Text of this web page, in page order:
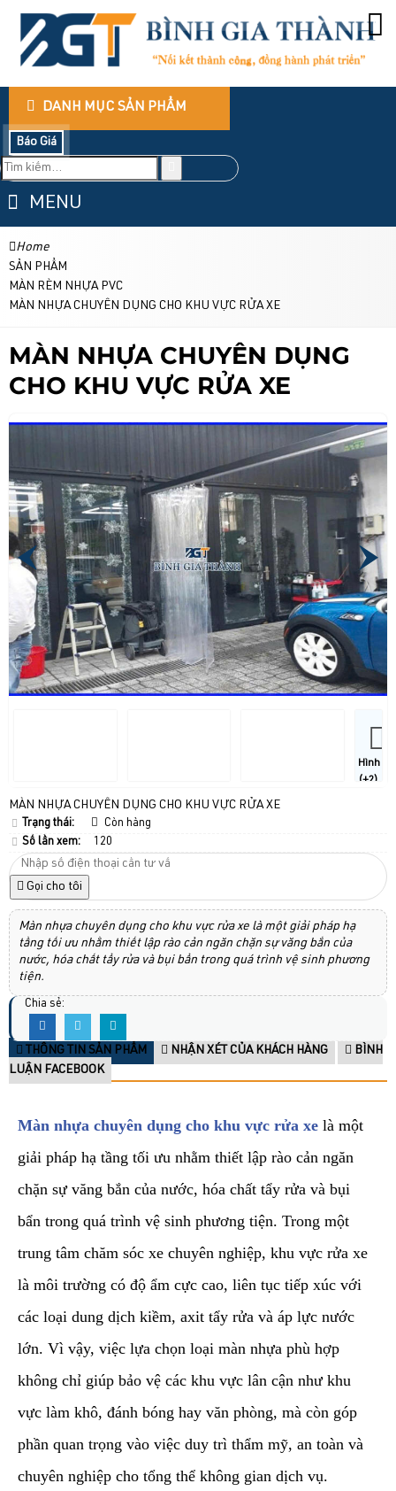
DANH MỤC SẢN PHẨM
Báo Giá
MENU
Home
SẢN PHẨM
MÀN RÈM NHỰA PVC
MÀN NHỰA CHUYÊN DỤNG CHO KHU VỰC RỬA XE
MÀN NHỰA CHUYÊN DỤNG
CHO KHU VỰC RỬA XE
Hình
(+2)
MÀN NHỰA CHUYÊN DỤNG CHO KHU VỰC RỬA XE
Trạng thái:
Còn hàng
Số lần xem:
120
Gọi cho tôi
Màn nhựa chuyên dụng cho khu vực rửa xe là một giải pháp hạ
tầng tối ưu nhằm thiết lập rào cản ngăn chặn sự văng bắn của
nước, hóa chất tẩy rửa và bụi bẩn trong quá trình vệ sinh phương
tiện.
Chia sẻ:
THÔNG TIN SẢN PHẨM NHẬN XÉT CỦA KHÁCH HÀNG
BÌNH
LUẬN FACEBOOK
Màn nhựa chuyên dụng cho khu vực rửa xe là một
giải pháp hạ tầng tối ưu nhằm thiết lập rào cản ngăn
chặn sự văng bắn của nước, hóa chất tẩy rửa và bụi
bẩn trong quá trình vệ sinh phương tiện. Trong một
trung tâm chăm sóc xe chuyên nghiệp, khu vực rửa xe
là môi trường có độ ẩm cực cao, liên tục tiếp xúc với
các loại dung dịch kiềm, axit tẩy rửa và áp lực nước
lớn. Vì vậy, việc lựa chọn loại màn nhựa phù hợp
không chỉ giúp bảo vệ các khu vực lân cận như khu
vực làm khô, đánh bóng hay văn phòng, mà còn góp
phần quan trọng vào việc duy trì thẩm mỹ, an toàn và
chuyên nghiệp cho tổng thể không gian dịch vụ.